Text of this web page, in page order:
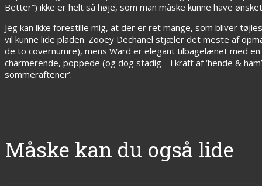
Better”) ikke er helt så høje, som man måske kunne have
Jeg kan ikke forestille mig, at der er ret mange, som bliver
vil kunne lide pladen. Zooey Dechanel stjæler det meste af
de to covernumre), mens Ward er elegant tilbagelænet med
charmerende, poppede (og dog stadig – i kraft af ‘hende &
sommeraftener’.
Måske kan du også lide